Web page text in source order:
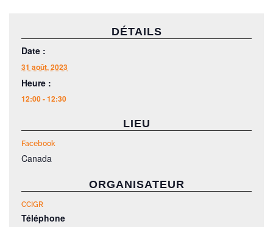
DÉTAILS
Date :
31 août, 2023
Heure :
12:00 - 12:30
LIEU
Facebook
Canada
ORGANISATEUR
CCIGR
Téléphone